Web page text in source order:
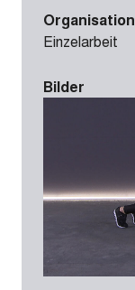
Organisation
Einzelarbeit
Bilder